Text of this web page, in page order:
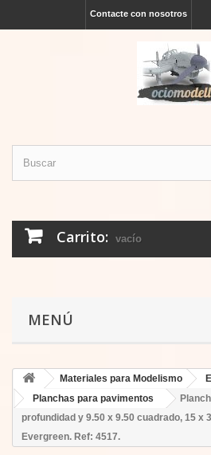
Contacte con nosotros
Carrito: vacío
MENÚ
Materiales para Modelismo
Planchas para pavimentos
profundidad y 9.50 x 9.50 cuadrado, 15 x
Evergreen. Ref: 4517.